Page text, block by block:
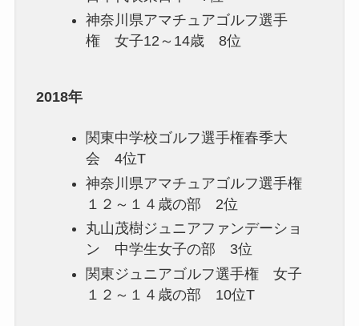
神奈川県アマチュアゴルフ選手
権 女子12～14歳 8位
2018年
関東中学校ゴルフ選手権春季大
会 4位T
神奈川県アマチュアゴルフ選手権
１２～１４歳の部 2位
丸山茂樹ジュニアファンデーショ
ン 中学生女子の部 3位
関東ジュニアゴルフ選手権 女子
１２～１４歳の部 10位T